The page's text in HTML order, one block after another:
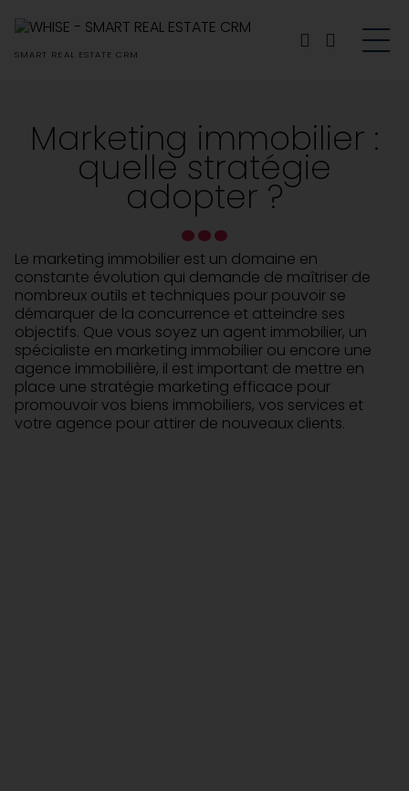
SMART REAL ESTATECRM
France – FR
België – NL
Marketing immobilier :
quelle stratégie
adopter ?
Le marketing immobilier est un domaine en
constante évolution qui demande de maîtriser de
nombreux outils et techniques pour pouvoir se
démarquer de la concurrence et atteindre ses
objectifs. Que vous soyez un agent immobilier, un
spécialiste en marketing immobilier ou encore une
agence immobilière, il est important de mettre en
place une stratégie marketing efficace pour
promouvoir vos biens immobiliers, vos services et
votre agence pour attirer de nouveaux clients.